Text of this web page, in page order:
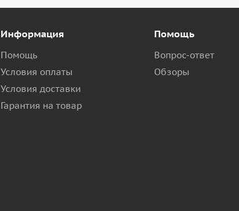
Информация
Помощь
Условия оплаты
Условия доставки
Гарантия на товар
Помощь
Вопрос-ответ
Обзоры